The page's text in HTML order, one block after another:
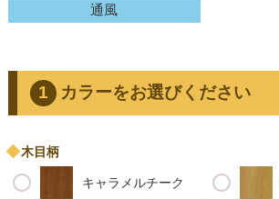
通風
カラーをお選びください
木目柄
キャラメルチーク